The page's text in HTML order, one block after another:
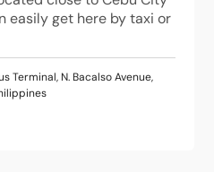
easily get here by taxi or
Terminal, N. Bacalso Avenue,